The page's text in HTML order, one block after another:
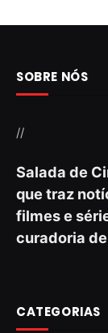
SOBRE NÓS
//
Salada de
que traz
filmes e
curadoria
CATEGORIAS